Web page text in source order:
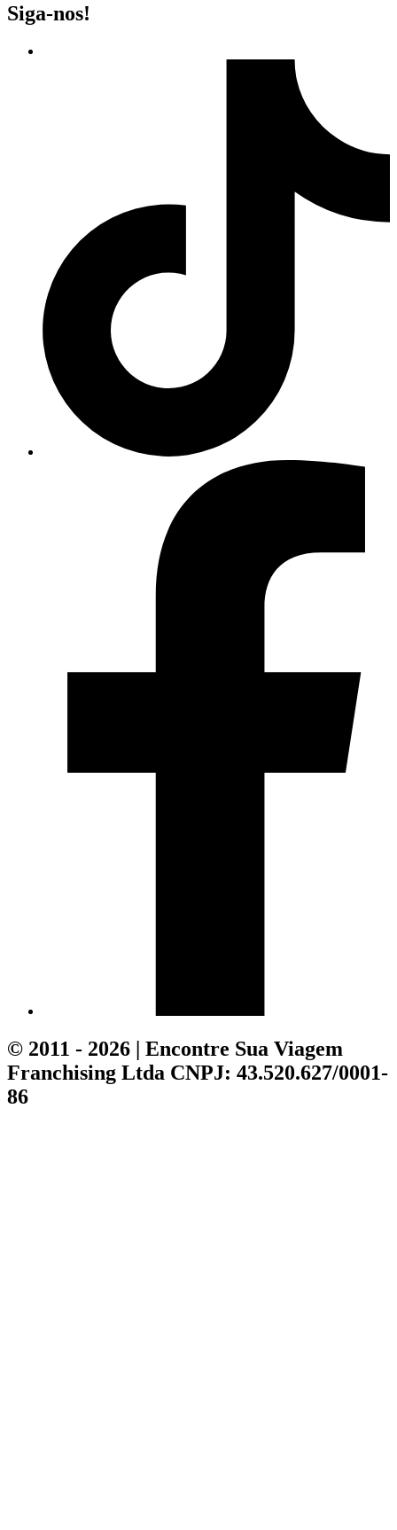
Siga-nos!
© 2011 - 2026 | Encontre Sua Viagem
Franchising Ltda CNPJ: 43.520.627/0001-
86